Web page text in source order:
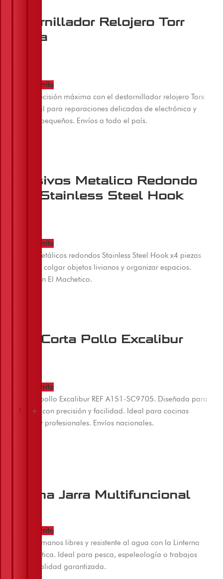
Destornillador Relojero Torr
Micasa
- +
Añadir al carrito
Obtenga precisión máxima con el destornillador relojero Torx
Micasa. Ideal para reparaciones delicadas de electrónica y
dispositivos pequeños. Envíos a todo el país.
Adhesivos Metalico Redondo
4Pcs Stainless Steel Hook
- +
Añadir al carrito
Adhesivos metálicos redondos Stainless Steel Hook x4 piezas
ideales para colgar objetos livianos y organizar espacios.
Disponible en El Machetico.
Tijera Corta Pollo Excalibur
- +
Añadir al carrito
Tijera corta pollo Excalibur REF A151-SC9705. Diseñada para
trocear aves con precisión y facilidad. Ideal para cocinas
domésticas y profesionales. Envíos nacionales.
Linterna Jarra Multifuncional
Añadir al carrito
Iluminación manos libres y resistente al agua con la Linterna
Minera Acuática. Ideal para pesca, espeleología o trabajos
húmedos. Calidad garantizada.
- +
- +